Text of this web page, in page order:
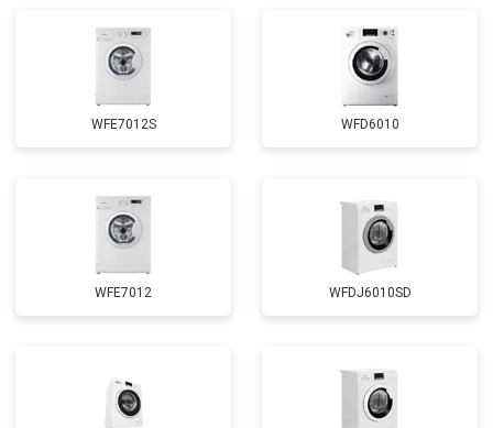
Замена УБЛ от 2100 ₽ Заказать
Замена приводного ремня от 2550 ₽ Заказать
WFE7012S WFD6010
WFE7012 WFDJ6010SD